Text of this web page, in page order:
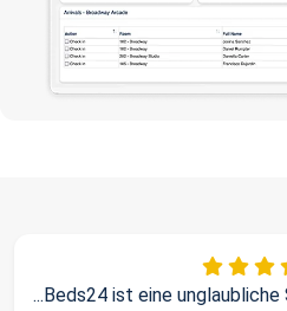
...Beds24 ist eine